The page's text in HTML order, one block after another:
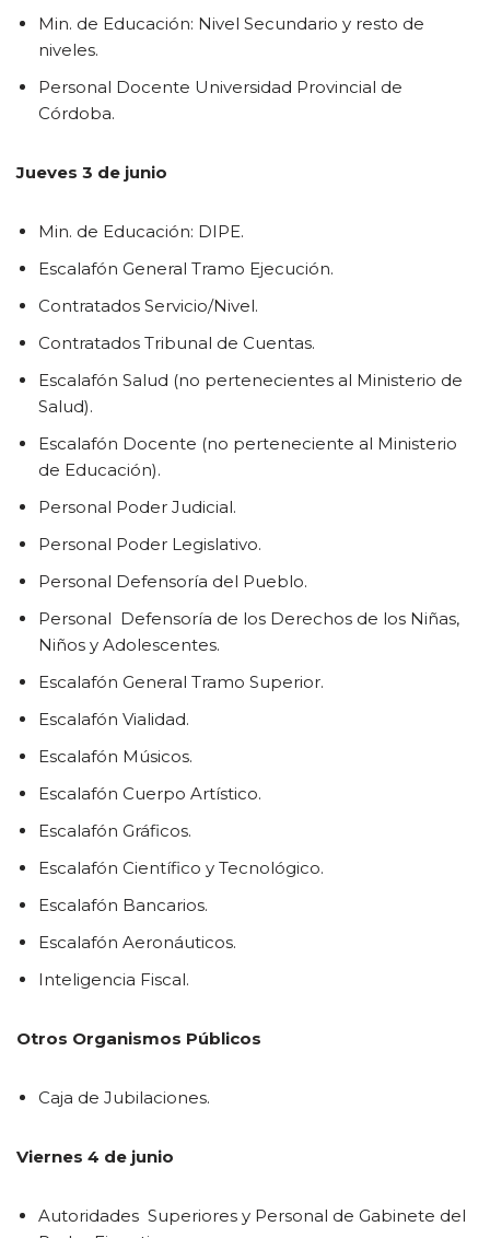
Min. de Educación: Nivel Secundario y resto de
niveles.
Personal Docente Universidad Provincial de
Córdoba.
Jueves 3 de junio
Min. de Educación: DIPE.
Escalafón General Tramo Ejecución.
Contratados Servicio/Nivel.
Contratados Tribunal de Cuentas.
Escalafón Salud (no pertenecientes al Ministerio de
Salud).
Escalafón Docente (no perteneciente al Ministerio
de Educación).
Personal Poder Judicial.
Personal Poder Legislativo.
Personal Defensoría del Pueblo.
Personal Defensoría de los Derechos de los Niñas,
Niños y Adolescentes.
Escalafón General Tramo Superior.
Escalafón Vialidad.
Escalafón Músicos.
Escalafón Cuerpo Artístico.
Escalafón Gráficos.
Escalafón Científico y Tecnológico.
Escalafón Bancarios.
Escalafón Aeronáuticos.
Inteligencia Fiscal.
Otros Organismos Públicos
Caja de Jubilaciones.
Viernes 4 de junio
Autoridades Superiores y Personal de Gabinete del